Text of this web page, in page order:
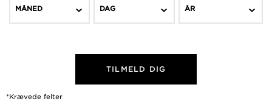
MÅNED DAG ÅR
TILMELD DIG
*Krævede felter